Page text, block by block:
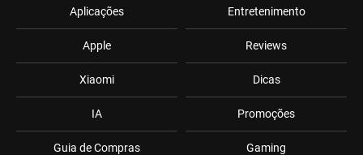
Aplicações
Apple
Xiaomi
IA
Guia de Compras
Entretenimento
Reviews
Dicas
Promoções
Gaming